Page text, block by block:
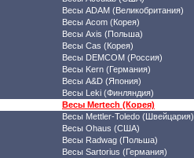
Весы ADAM (Великобритания)
Весы Acom (Корея)
Весы Axis (Польша)
Весы Cas (Корея)
Весы DEMCOM (Россия)
Весы Kern (Германия)
Весы A&D (Япония)
Весы Leki (Финляндия)
Весы Mertech (Корея)
Весы Mettler-Toledo (Швейцария)
Весы Ohaus (США)
Весы Radwag (Польша)
Весы Sartorius (Германия)